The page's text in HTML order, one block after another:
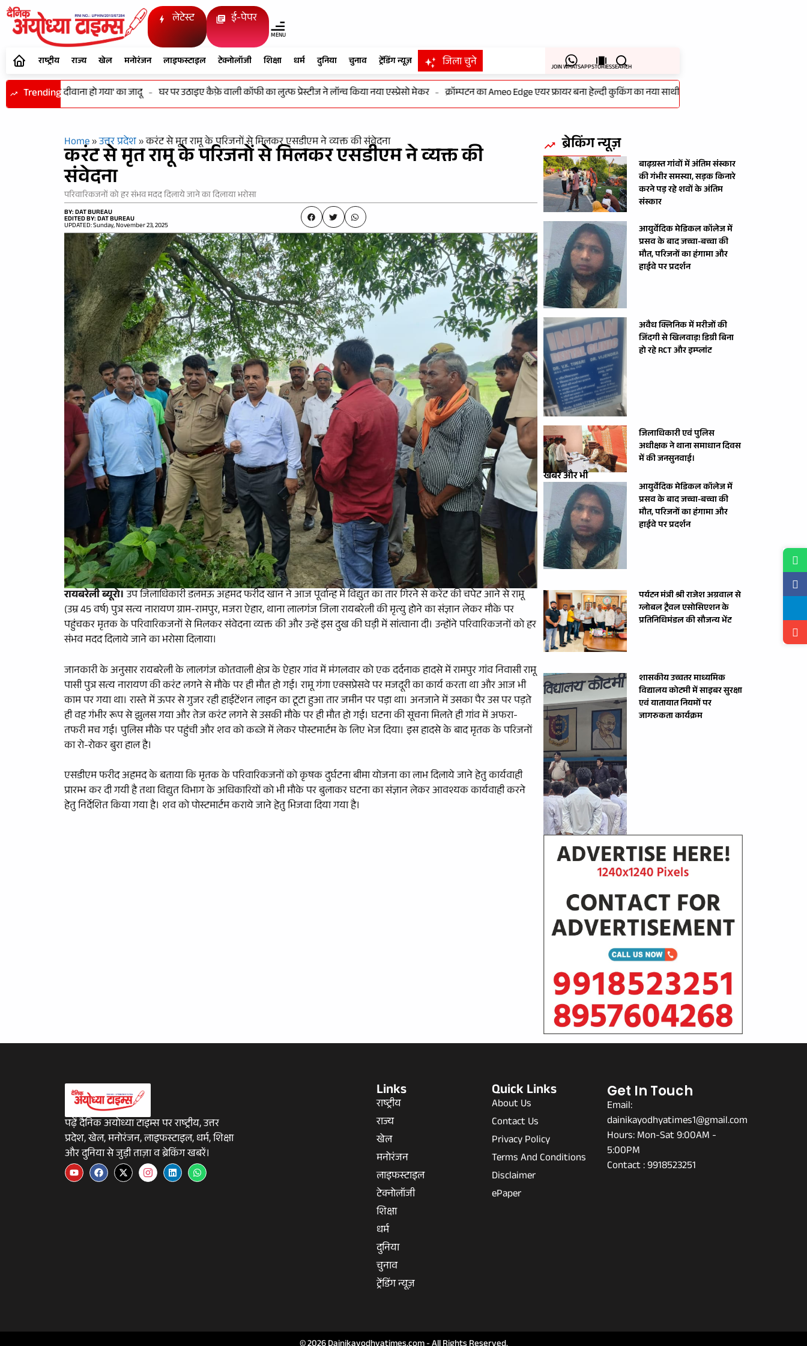
लेटेस्ट ई-पेपर
MENU
राष्ट्रीय राज्य खेल मनोरंजन लाइफस्टाइल टेक्नोलॉजी शिक्षा धर्म दुनिया चुनाव ट्रेंडिंग न्यूज़ जिला चुने JOIN WHATSAPPSTORIESSEARCH
Trending
‘दिल दीवाना हो गया’ का जादू - घर पर उठाइए कैफ़े वाली कॉफी का लुत्फ प्रेस्टीज ने लॉन्च किया नया एस्प्रेसो मेकर - क्रॉम्पटन का Ameo Edge एयर फ्रायर बना हेल्दी कुकिंग का नया साथी - बाढ़ग्रस्त गांवों में अंतिम संस्कार की
Home»उत्तर प्रदेश»करंट से मृत रामू के परिजनों से मिलकर एसडीएम ने व्यक्त की संवेदना
करंट से मृत रामू के परिजनों से मिलकर एसडीएम ने व्यक्त की
संवेदना
परिवारिकजनों को हर संभव मदद दिलाये जाने का दिलाया भरोसा
BY: DAT BUREAU
EDITED BY: DAT BUREAU
UPDATED: Sunday, November 23, 2025
रायबरेली ब्यूरो।उप जिलाधिकारी डलमऊ अहमद फरीद खान ने आज पूर्वान्ह में विद्युत का तार गिरने से करेंट की चपेट आने से रामू
(उम्र 45 वर्ष) पुत्र सत्य नारायण ग्राम-रामपुर, मजरा ऐहार, थाना लालगंज जिला रायबरेली की मृत्यु होने का संज्ञान लेकर मौके पर
पहुंचकर मृतक के परिवारिकजनों से मिलकर संवेदना व्यक्त की और उन्हें इस दुख की घड़ी में सांत्वाना दी। उन्होंने परिवारिकजनों को हर
संभव मदद दिलाये जाने का भरोसा दिलाया।
जानकारी के अनुसार रायबरेली के लालगंज कोतवाली क्षेत्र के ऐहार गांव में मंगलवार को एक दर्दनाक हादसे में रामपुर गांव निवासी रामू
पासी पुत्र सत्य नारायण की करंट लगने से मौके पर ही मौत हो गई। रामू गंगा एक्सप्रेसवे पर मजदूरी का कार्य करता था और आज भी
काम पर गया था। रास्ते में ऊपर से गुजर रही हाईटेंशन लाइन का टूटा हुआ तार जमीन पर पड़ा था। अनजाने में उसका पैर उस पर पड़ते
ही वह गंभीर रूप से झुलस गया और तेज करंट लगने से उसकी मौके पर ही मौत हो गई। घटना की सूचना मिलते ही गांव में अफरा-
तफरी मच गई। पुलिस मौके पर पहुंची और शव को कब्जे में लेकर पोस्टमार्टम के लिए भेज दिया। इस हादसे के बाद मृतक के परिजनों
का रो-रोकर बुरा हाल है।
एसडीएम फरीद अहमद के बताया कि मृतक के परिवारिकजनों को कृषक दुर्घटना बीमा योजना का लाभ दिलाये जाने हेतु कार्यवाही
प्रारम्भ कर दी गयी है तथा विद्युत विभाग के अधिकारियों को भी मौके पर बुलाकर घटना का संज्ञान लेकर आवश्यक कार्यवाही करने
हेतु निर्देशित किया गया है। शव को पोस्टमार्टम कराये जाने हेतु भिजवा दिया गया है।
ब्रेकिंग न्यूज़
बाढ़ग्रस्त गांवों में अंतिम संस्कार
की गंभीर समस्या, सड़क किनारे
करने पड़ रहे शवों के अंतिम
संस्कार
आयुर्वेदिक मेडिकल कॉलेज में
प्रसव के बाद जच्चा-बच्चा की
मौत, परिजनों का हंगामा और
हाईवे पर प्रदर्शन
अवैध क्लिनिक में मरीजों की
जिंदगी से खिलवाड़! डिग्री बिना
हो रहे RCT और इम्प्लांट
जिलाधिकारी एवं पुलिस
अधीक्षक ने थाना समाधान दिवस
में की जनसुनवाई।
खबरें और भी
आयुर्वेदिक मेडिकल कॉलेज में
प्रसव के बाद जच्चा-बच्चा की
मौत, परिजनों का हंगामा और
हाईवे पर प्रदर्शन
पर्यटन मंत्री श्री राजेश अग्रवाल से
ग्लोबल ट्रैवल एसोसिएशन के
प्रतिनिधिमंडल की सौजन्य भेंट
शासकीय उच्चतर माध्यमिक
विद्यालय कोटमी में साइबर सुरक्षा
एवं यातायात नियमों पर
जागरुकता कार्यक्रम
पढ़ें दैनिक अयोध्या टाइम्स पर राष्ट्रीय, उत्तर
प्रदेश, खेल, मनोरंजन, लाइफस्टाइल, धर्म, शिक्षा
और दुनिया से जुड़ी ताज़ा व ब्रेकिंग खबरें।
Links
राष्ट्रीय
राज्य
खेल
मनोरंजन
लाइफस्टाइल
टेक्नोलॉजी
शिक्षा
धर्म
दुनिया
चुनाव
ट्रेंडिंग न्यूज़
Quick Links
About Us
Contact Us
Privacy Policy
Terms And Conditions
Disclaimer
ePaper
Get In Touch
Email:
dainikayodhyatimes1@gmail.com
Hours: Mon-Sat 9:00AM -
5:00PM
Contact : 9918523251